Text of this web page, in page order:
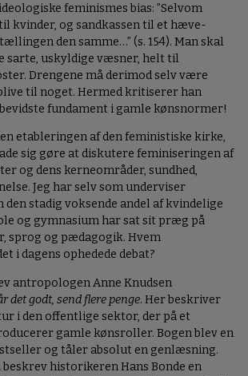
feminismes bias: ”Selvom
kvinder, og sandkassen til et hæve-
den samme…” (s. 154). Man skal
sarte, uskyldige væsner, helt til
Drengene må derimod selv være
til noget. Hermed kritiserer han
fundament i gamle kønsnormer!
etableringen af den feministiske kirke,
sig gøre at diskutere feminiseringen af
og dens kerneområder, sundhed,
Jeg har selv som underviser
stadig voksende andel af kvindelige
og gymnasium har sat sit præg på
sprog og pædagogik. Hvem
i dagens ophedede debat?
antropologen Anne Knudsen
det godt, send flere penge. Her beskriver
i den offentlige sektor, der på et
gamle kønsroller. Bogen blev en
og tåler absolut en genlæsning.
beskrev historikeren Hans Bonde en